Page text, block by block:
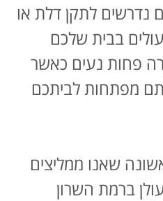
לתקן דלת או
בבית שלכם
פחות נעים כאשר
מפתחות לביתכם
שאנו ממליצים
ברמת השרון